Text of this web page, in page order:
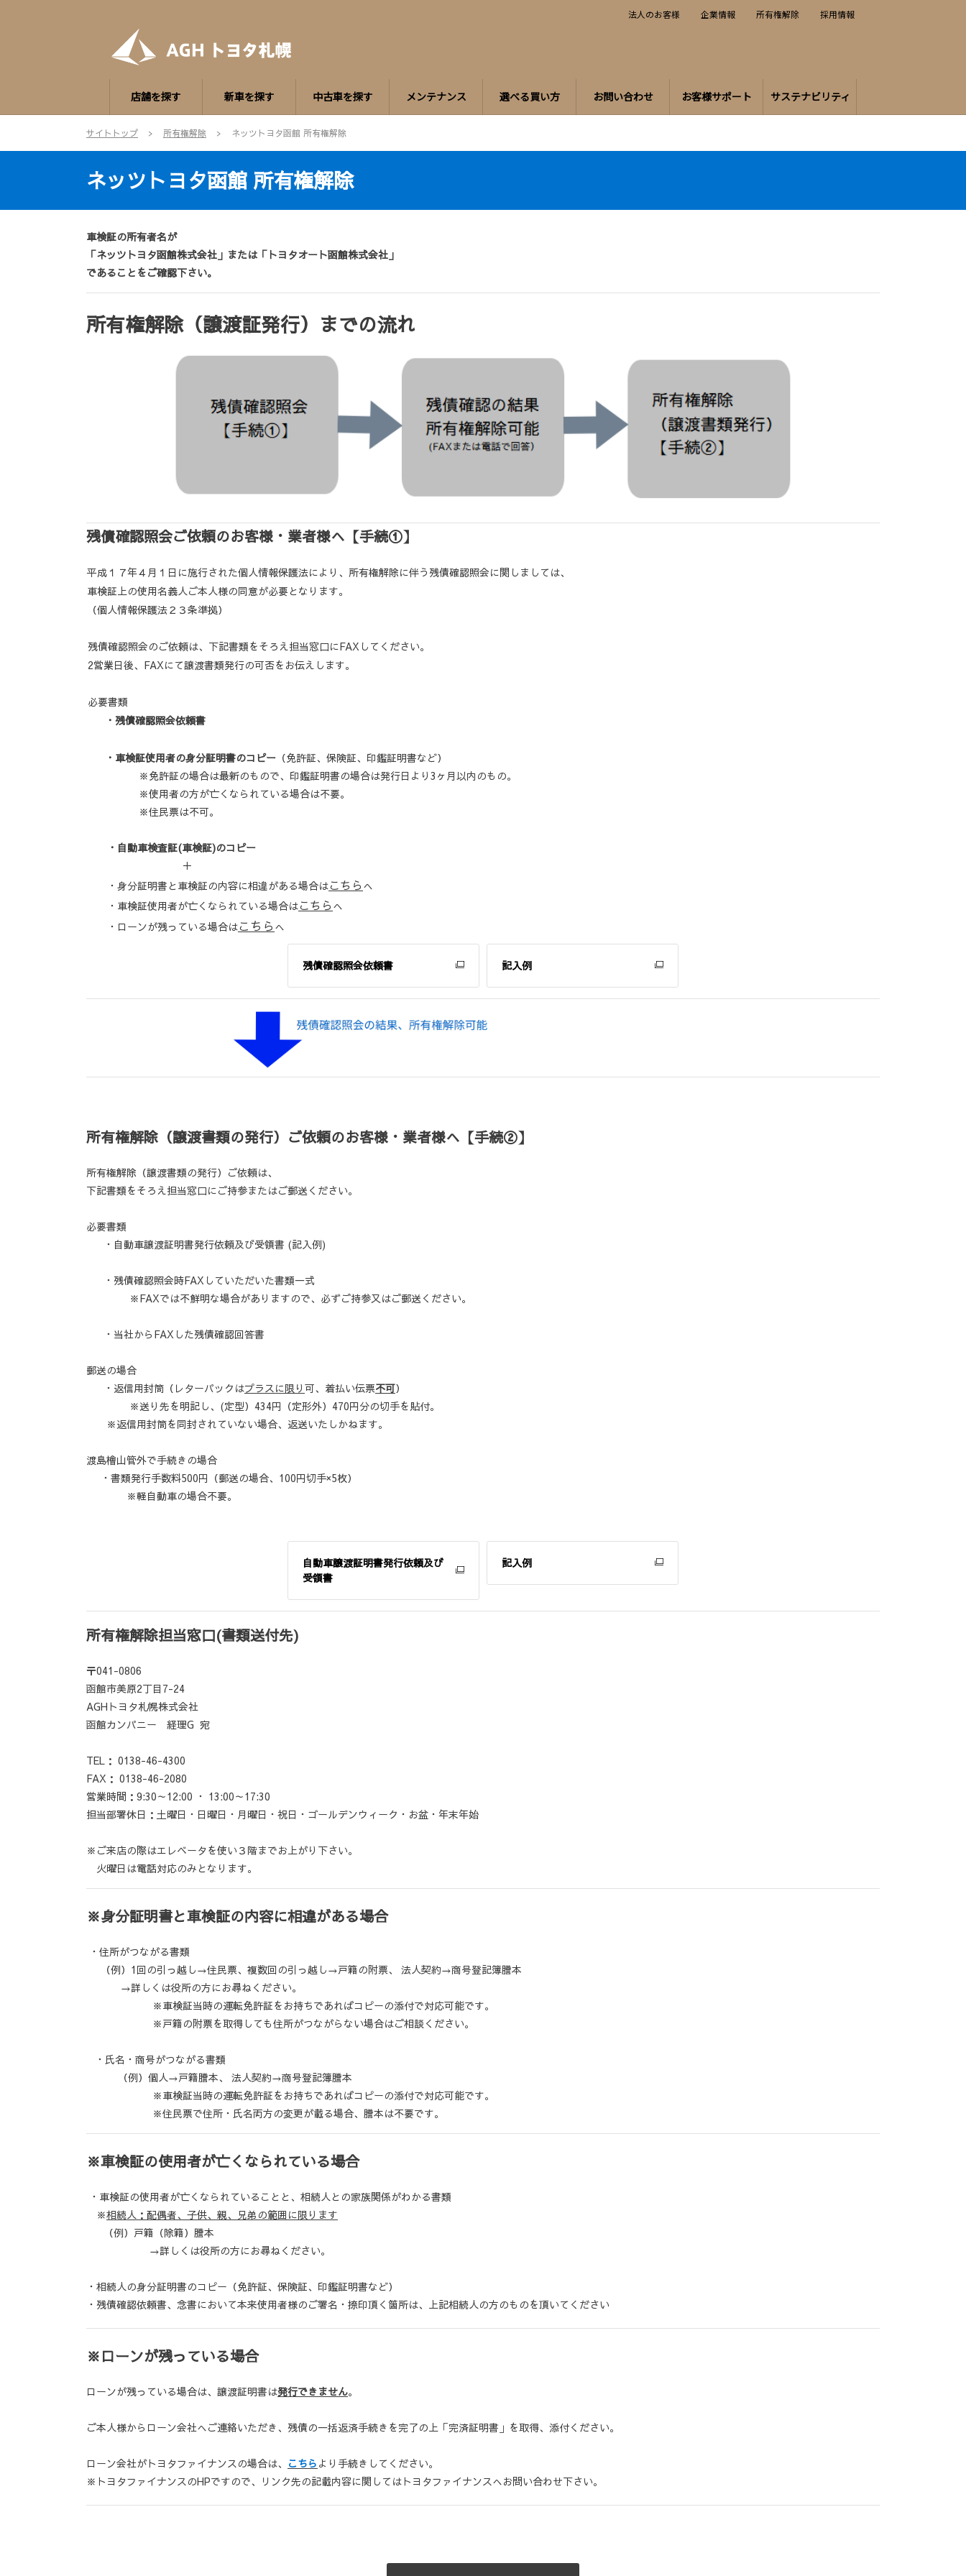
店舗を探す 新車を探す 中古車を探す メンテナンス 選べる買い方 お問い合わせ お客様サポート サステナビリティ
法人のお客様 企業情報 所有権解除 採用情報
サイトトップ 所有権解除 ネッツトヨタ函館 所有権解除
ネッツトヨタ函館 所有権解除
車検証の所有者名が
「ネッツトヨタ函館株式会社」または「トヨタオート函館株式会社」
であることをご確認下さい。
所有権解除（譲渡証発行）までの流れ
残債確認照会ご依頼のお客様・業者様へ【手続①】
平成１７年４月１日に施行された個人情報保護法により、所有権解除に伴う残債確認照会に関しましては、
車検証上の使用名義人ご本人様の同意が必要となります。
（個人情報保護法２３条準拠）
残債確認照会のご依頼は、下記書類をそろえ担当窓口にFAXしてください。
2営業日後、FAXにて譲渡書類発行の可否をお伝えします。
必要書類
・残債確認照会依頼書
・車検証使用者の身分証明書のコピー （免許証、保険証、印鑑証明書など）
※免許証の場合は最新のもので、印鑑証明書の場合は発行日より3ヶ月以内のもの。
※使用者の方が亡くなられている場合は不要。
※住民票は不可。
・自動車検査証(車検証)のコピー
＋
・身分証明書と車検証の内容に相違がある場合はこちら へ
・車検証使用者が亡くなられている場合はこちら へ
・ローンが残っている場合はこちら へ
残債確認照会依頼書 記入例
所有権解除（譲渡書類の発行）ご依頼のお客様・業者様へ【手続②】
所有権解除（譲渡書類の発行）ご依頼は、
下記書類をそろえ担当窓口にご持参またはご郵送ください。
必要書類
・自動車譲渡証明書発行依頼及び受領書 (記入例)
・残債確認照会時FAXしていただいた書類一式
※FAXでは不鮮明な場合がありますので、必ずご持参又はご郵送ください。
・当社からFAXした残債確認回答書
郵送の場合
・返信用封筒（レターパックはプラスに限り 可、着払い伝票不可）
※送り先を明記し、(定型）434円（定形外）470円分の切手を貼付。
※返信用封筒を同封されていない場合、 返送いたしかねます。
渡島檜山管外で手続きの場合
・書類発行手数料500円（郵送の場合、100円切手×5枚）
※軽自動車の場合不要。
自動車譲渡証明書発行依頼及び
受領書
記入例
所有権解除担当窓口(書類送付先)
〒041-0806
函館市美原2丁目7-24
AGHトヨタ札幌株式会社
函館カンパニー 経理G 宛
TEL： 0138-46-4300
FAX： 0138-46-2080
営業時間：9:30～12:00 ・ 13:00～17:30
担当部署休日：土曜日・日曜日・月曜日・祝日・ゴールデンウィーク・お盆・年末年始
※ご来店の際はエレベータを使い３階までお上がり下さい。
火曜日は電話対応のみとなります。
※身分証明書と車検証の内容に相違がある場合
・住所がつながる書類
（例）1回の引っ越し→住民票、複数回の引っ越し→戸籍の附票、 法人契約→商号登記簿謄本
→詳しくは役所の方にお尋ねください。
※車検証当時の運転免許証をお持ちであればコピーの添付で対応可能です。
※戸籍の附票を取得しても住所がつながらない場合はご相談ください。
・氏名・商号がつながる書類
（例）個人→戸籍謄本、 法人契約→商号登記簿謄本
※車検証当時の運転免許証をお持ちであればコピーの添付で対応可能です。
※住民票で住所・氏名両方の変更が載る場合、謄本は不要です。
※車検証の使用者が亡くなられている場合
・車検証の使用者が亡くなられていることと、相続人との家族関係がわかる書類
※相続人：配偶者、子供、親、兄弟の範囲に限ります
（例）戸籍（除籍）謄本
→詳しくは役所の方にお尋ねください。
・相続人の身分証明書のコピー（免許証、保険証、印鑑証明書など）
・残債確認依頼書、念書において本来使用者様のご署名・捺印頂く箇所は、上記相続人の方のものを頂いてください
※ローンが残っている場合
ローンが残っている場合は、譲渡証明書は発行できません。
ご本人様からローン会社へご連絡いただき、残債の一括返済手続きを完了の上「完済証明書」を取得、添付ください。
ローン会社がトヨタファイナンスの場合は、 こちら より手続きしてください。
※トヨタファイナンスのHPですので、リンク先の記載内容に関してはトヨタファイナンスへお問い合わせ下さい。